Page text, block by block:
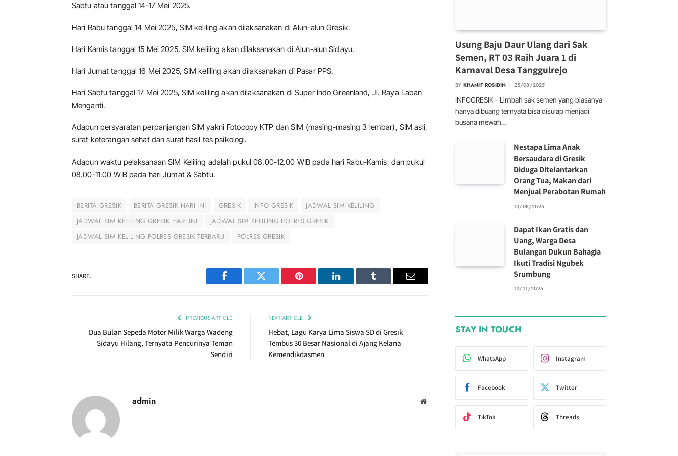
Sabtu atau tanggal 14-17 Mei 2025.
Hari Rabu tanggal 14 Mei 2025, SIM keliling akan dilaksanakan di Alun-alun Gresik.
Hari Kamis tanggal 15 Mei 2025, SIM keliling akan dilaksanakan di Alun-alun Sidayu.
Hari Jumat tanggal 16 Mei 2025, SIM keliling akan dilaksanakan di Pasar PPS.
Hari Sabtu tanggal 17 Mei 2025, SIM keliling akan dilaksanakan di Super Indo Greenland, Jl. Raya Laban
Menganti.
Adapun persyaratan perpanjangan SIM yakni Fotocopy KTP dan SIM (masing-masing 3 lembar), SIM asli,
surat keterangan sehat dan surat hasil tes psikologi.
Adapun waktu pelaksanaan SIM Keliling adalah pukul 08.00-12.00 WIB pada hari Rabu-Kamis, dan pukul
08.00-11.00 WIB pada hari Jumat & Sabtu.
BERITA GRESIK BERITA GRESIK HARI INI GRESIK INFO GRESIK
JADWAL SIM KELILING
JADWAL SIM KELILING GRESIK HARI INI
JADWAL SIM KELILING POLRES GRESIK
JADWAL SIM KELILING POLRES GRESIK TERBARU
POLRES GRESIK
SHARE.
Facebook Twitter Pinterest LinkedIn Tumblr Email
PREVIOUS ARTICLE
Dua Bulan Sepeda Motor Milik Warga Wadeng
Sidayu Hilang, Ternyata Pencurinya Teman
Sendiri
NEXT ARTICLE
Hebat, Lagu Karya Lima Siswa SD di Gresik
Tembus 30 Besar Nasional di Ajang Kelana
Kemendikdasmen
admin Website
Usung Baju Daur Ulang dari Sak
Semen, RT 03 Raih Juara 1 di
Karnaval Desa Tanggulrejo
BY KHANIF ROSIDIN 25/08/2025
INFOGRESIK – Limbah sak semen yang biasanya
hanya dibuang ternyata bisa disulap menjadi
busana mewah…
Nestapa Lima Anak
Bersaudara di Gresik
Diduga Ditelantarkan
Orang Tua, Makan dari
Menjual Perabotan Rumah
13/08/2025
Dapat Ikan Gratis dan
Uang, Warga Desa
Bulangan Dukun Bahagia
Ikuti Tradisi Ngubek
Srumbung
12/11/2025
STAY IN TOUCH
WhatsApp Instagram
Facebook Twitter
TikTok Threads